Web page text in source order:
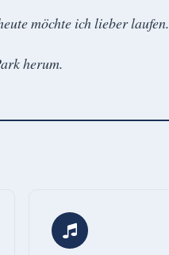
möchte ich lieber laufen.
herum.